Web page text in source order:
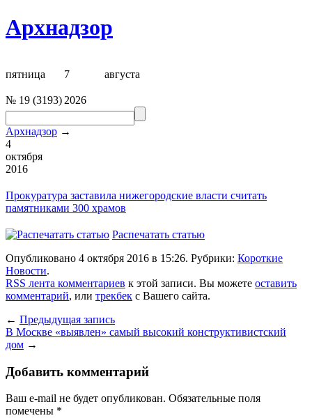
Архнадзор
пятница 7 августа
№ 19 (3193) 2026
Архнадзор →
4
октября
2016
Прокуратура заставила нижегородские власти считать
памятниками 300 храмов
Распечатать статью
Опубликовано 4 октября 2016 в 15:26. Рубрики: Короткие
Новости.
RSS лента комментариев к этой записи. Вы можете оставить
комментарий, или трекбек с Вашего сайта.
← Предыдущая запись
В Москве «выявлен» самый высокий конструктивистский
дом →
Добавить комментарий
Ваш e-mail не будет опубликован. Обязательные поля
помечены *